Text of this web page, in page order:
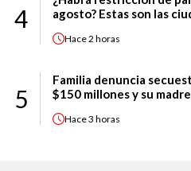
4
agosto? Estas son las
Hace2 horas
5
Familia denuncia
$150 millones y su
Hace3 horas